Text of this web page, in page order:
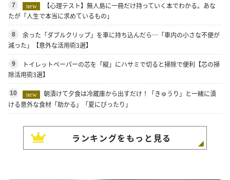
7 new
【心理テスト】無人島に一冊だけ持っていく本でわかる。あな
たが「人生で本当に求めているもの」
8
余った「ダブルクリップ」を車に持ち込んだら…「車内の小さな不便が
減った」【意外な活用術3選】
9
トイレットペーパーの芯を「縦」にハサミで切ると掃除で便利【芯の掃
除活用術3選】
10 new
朝漬けて夕食は冷蔵庫から出すだけ！「きゅうり」と一緒に漬
ける意外な食材「助かる」「夏にぴったり」
ランキングをもっと見る